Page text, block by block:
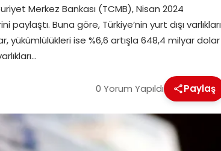
Merkez Bankası (TCMB), Nisan 2024
Buna göre, Türkiye’nin yurt dışı varlıkları
yükümlülükleri ise %6,6 artışla 648,4 milyar dolar
0 Yorum Yapıldı Paylaş